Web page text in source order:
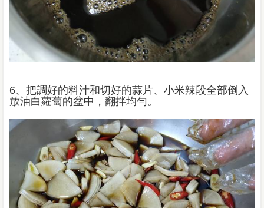
6、把調好的料汁和切好的蒜片、小米辣段全部倒入
放油白蘿蔔的盆中，翻拌均勻。